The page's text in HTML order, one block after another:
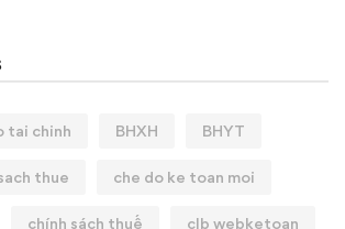
tai chinh BHXH BHYT
thue che do ke toan moi
chính sách thuế clb webketoan